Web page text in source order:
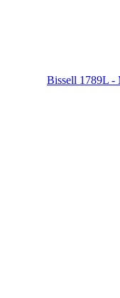
Bissell 1789L